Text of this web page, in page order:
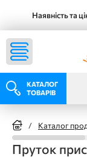
Наявність та
КАТАЛОГ
ТОВАРІВ
/ Каталог
Пруток